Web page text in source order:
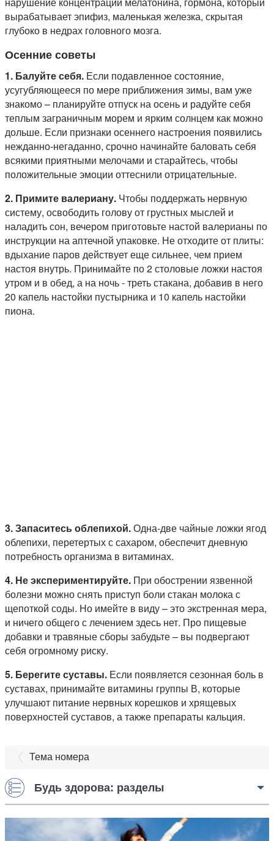
вырабатывает эпифиз, маленькая железка, скрытая
глубоко в недрах головного мозга.
Осенние советы
1. Балуйте себя. Если подавленное состояние,
усугубляющееся по мере приближения зимы, вам уже
знакомо – планируйте отпуск на осень и радуйте себя
теплым заграничным морем и ярким солнцем как можно
дольше. Если признаки осеннего настроения появились
нежданно-негаданно, срочно начинайте баловать себя
всякими приятными мелочами и старайтесь, чтобы
положительные эмоции оттеснили отрицательные.
2. Примите валериану. Чтобы поддержать нервную
систему, освободить голову от грустных мыслей и
наладить сон, вечером приготовьте настой валерианы по
инструкции на аптечной упаковке. Не отходите от плиты:
вдыхание паров действует еще сильнее, чем прием
настоя внутрь. Принимайте по 2 столовые ложки настоя
утром и в обед, а на ночь ­- треть стакана, добавив в него
20 капель настойки пустырника и 10 капель настойки
пиона.
3. Запаситесь облепихой.Одна-две чайные ложки ягод
облепихи, перетертых с сахаром, обеспечит дневную
потребность организма в витаминах.
4. Не экспериментируйте. При обострении язвенной
болезни можно снять приступ боли стакан молока с
щепоткой соды. Но имейте в виду – это экстренная мера,
и ничего общего с лечением здесь нет. Про пищевые
добавки и травяные сборы забудьте – вы подвергают
себя огромному риску.
5. Берегите суставы. Если появляется сезонная боль в
суставах, принимайте витамины группы В, которые
улучшают питание нервных корешков и хрящевых
поверхностей суставов, а также препараты кальция.
Тема номера
Будь здорова: разделы